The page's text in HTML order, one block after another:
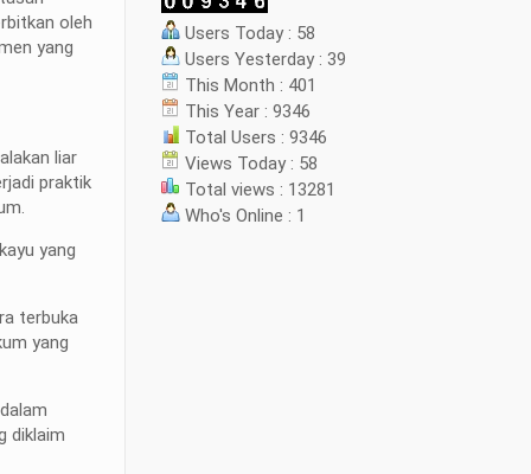
oleh
yang
liar
praktik
yang
terbuka
yang
diklaim
Users Today : 58
Users Yesterday : 39
This Month : 401
This Year : 9346
Total Users : 9346
Views Today : 58
Total views : 13281
Who's Online : 1